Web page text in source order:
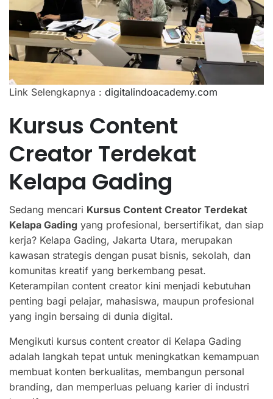
Link Selengkapnya : digitalindoacademy.com
Kursus Content
Creator Terdekat
Kelapa Gading
Sedang mencari Kursus Content Creator Terdekat
Kelapa Gading yang profesional, bersertifikat, dan siap
kerja? Kelapa Gading, Jakarta Utara, merupakan
kawasan strategis dengan pusat bisnis, sekolah, dan
komunitas kreatif yang berkembang pesat.
Keterampilan content creator kini menjadi kebutuhan
penting bagi pelajar, mahasiswa, maupun profesional
yang ingin bersaing di dunia digital.
Mengikuti kursus content creator di Kelapa Gading
adalah langkah tepat untuk meningkatkan kemampuan
membuat konten berkualitas, membangun personal
branding, dan memperluas peluang karier di industri